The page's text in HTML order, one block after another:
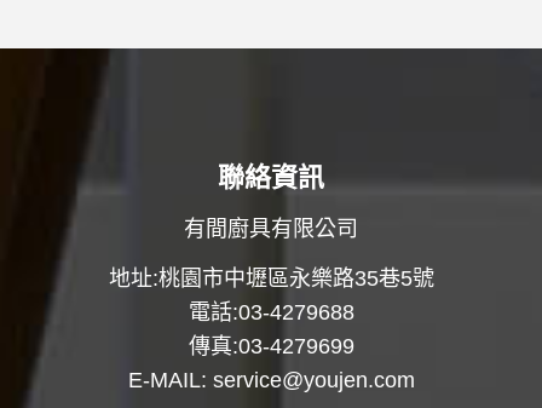
聯絡資訊
有間廚具有限公司
地址:桃園市中壢區永樂路35巷5號
電話:03-4279688
傳真:03-4279699
E-MAIL: service@youjen.com